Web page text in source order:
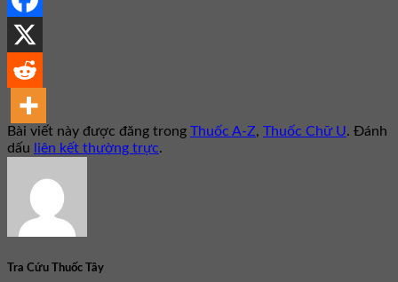
Bài viết này được đăng trong Thuốc A-Z, Thuốc Chữ U. Đánh
dấu
liên kết thường trực.
Tra Cứu Thuốc Tây